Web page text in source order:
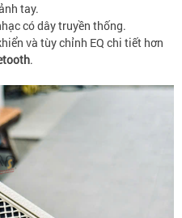
tay.
có dây truyền thống.
và tùy chỉnh EQ chi tiết hơn
.